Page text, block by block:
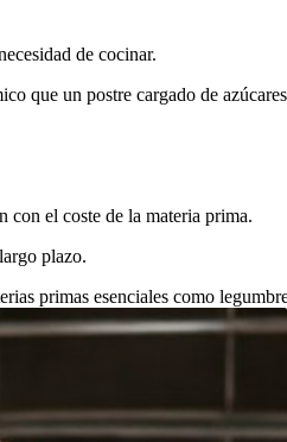
de cocinar.
que un postre cargado de
con el coste de la materia prima.
plazo.
primas esenciales como